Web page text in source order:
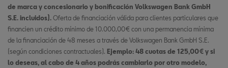
de marca y concesionario y bonificación Volkswagen Bank GmbH
S.E. incluidos). Oferta de financiación válida para clientes particulares que
financien un crédito mínimo de 10.000,00€ con una permanencia mínima
de la financiación de 48 meses a través de Volkswagen Bank GmbH S.E.
(según condiciones contractuales). Ejemplo: 48 cuotas de 125,00€ y si
lo deseas, al cabo de 4 años podrás cambiarlo por otro modelo,